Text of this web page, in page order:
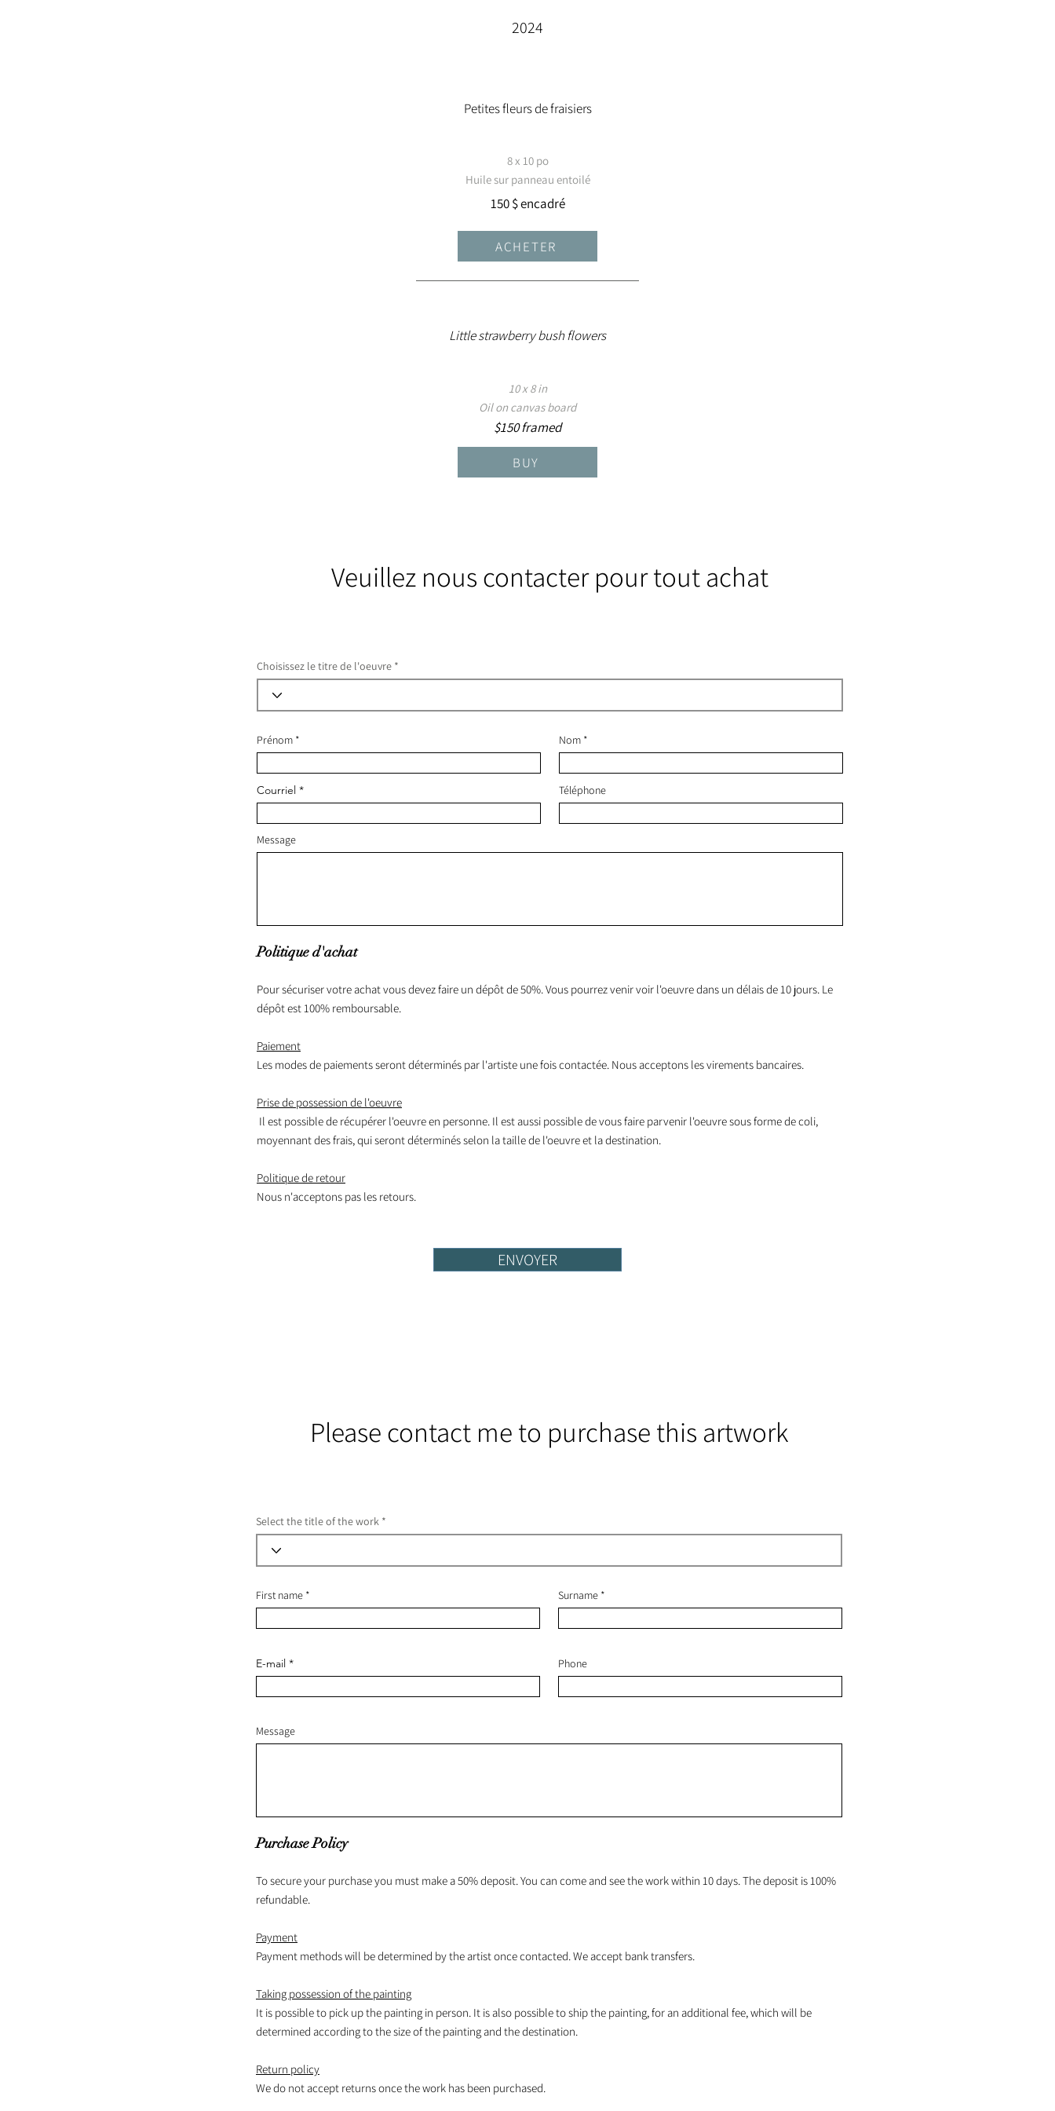
2024
Petites fleurs de fraisiers
8 x 10 po
Huile sur panneau entoilé
150 $ encadré
ACHETER
Little strawberry bush flowers
10 x 8 in
Oil on canvas board
$150 framed
BUY
Veuillez nous contacter pour tout achat
Choisissez le titre de l'oeuvre
Prénom
Courriel
Nom
Téléphone
Message
Politique d'achat
Pour sécuriser votre achat vous devez faire un dépôt de 50%. Vous pourrez venir voir l'oeuvre dans un délais de 10 jours. Le
dépôt est 100% remboursable.
Paiement
Les modes de paiements seront déterminés par l'artiste une fois contactée. Nous acceptons les virements bancaires.
Prise de possession de l'oeuvre
Il est possible de récupérer l'oeuvre en personne. Il est aussi possible de vous faire parvenir l'oeuvre sous forme de coli,
moyennant des frais, qui seront déterminés selon la taille de l'oeuvre et la destination.
Politique de retour
Nous n'acceptons pas les retours.
ENVOYER
Please contact me to purchase this artwork
Select the title of the work
First name Surname
E-mail Phone
Message
Purchase Policy
To secure your purchase you must make a 50% deposit. You can come and see the work within 10 days. The deposit is 100%
refundable.
Payment
Payment methods will be determined by the artist once contacted. We accept bank transfers.
Taking possession of the painting
It is possible to pick up the painting in person. It is also possible to ship the painting, for an additional fee, which will be
determined according to the size of the painting and the destination.
Return policy
We do not accept returns once the work has been purchased.